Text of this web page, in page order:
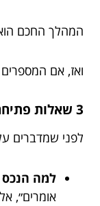
המהלך החכם
ואז, אם
3 שאלות פתיחה שחותכות ישר לעניין
לפני שמדברים
למה הנכס
אומרים״,